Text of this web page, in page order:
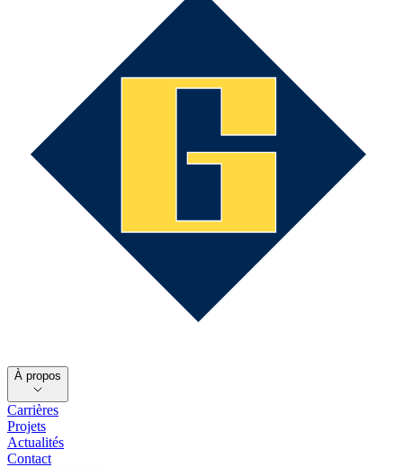
À propos
Carrières
Projets
Actualités
Contact